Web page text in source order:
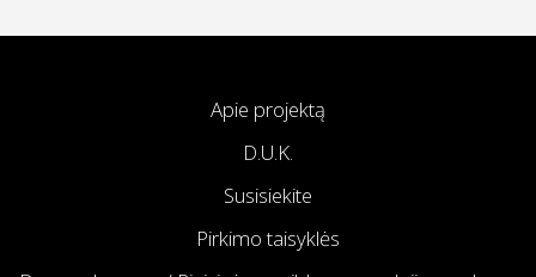
Apie projektą
D.U.K.
Susisiekite
Pirkimo taisyklės